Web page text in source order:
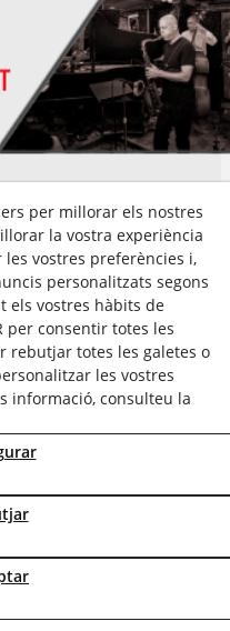
els drets reservats.
per millorar els nostres
la vostra experiència
vostres preferències i,
personalitzats segons
els vostres hàbits de
per consentir totes les
rebutjar totes les galetes o
les vostres
informació, consulteu la